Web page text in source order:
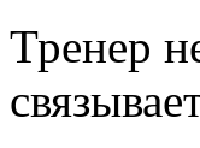
Тренер